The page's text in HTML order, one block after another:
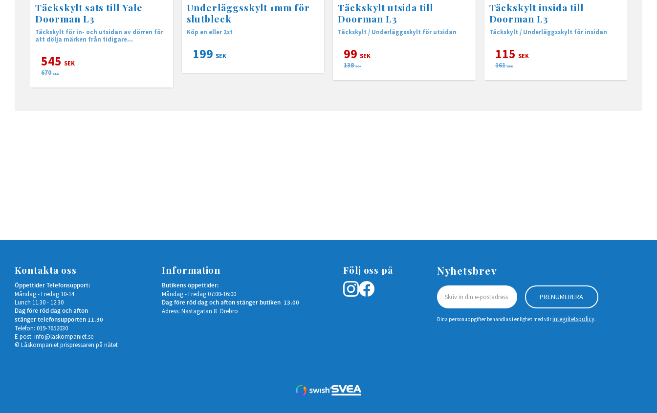
Täckskylt sats till Yale
Doorman L3
Täckskylt för in- och utsidan av dörren för
att dölja märken från tidigare
545 SEK
670 SEK
Underläggsskylt 1mm för
slutbleck
Köp en eller 2st
199 SEK
Täckskylt utsida till
Doorman L3
Täckskylt / Underläggsskylt för utsidan
99 SEK
138 SEK
Täckskylt insida till
Doorman L3
Täckskylt / Underläggsskylt för insidan
115 SEK
161 SEK
Kontakta oss
Öppettider Telefonsupport:
Måndag - Fredag 10-14
Lunch 11.30 - 12.30
Dag före röd dag och afton
stänger telefonsupporten 11.30
Telefon: 019-7652030
E-post: info@laskompaniet.se
© Låskompaniet prispressaren på nätet
Information
Butikens öppettider:
Måndag - Fredag 07:00-16:00
Dag före röd dag och afton stänger butiken 13.00
Adress: Nastagatan 8 Örebro
Följ oss på Nyhetsbrev
PRENUMERERA
Dina personuppgifter behandlas i enlighet med vårintegritetspolicy.